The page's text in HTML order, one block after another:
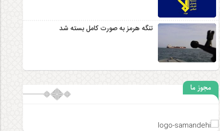
تنگه هرمز به صورت کامل بسته شد
مجوز ما